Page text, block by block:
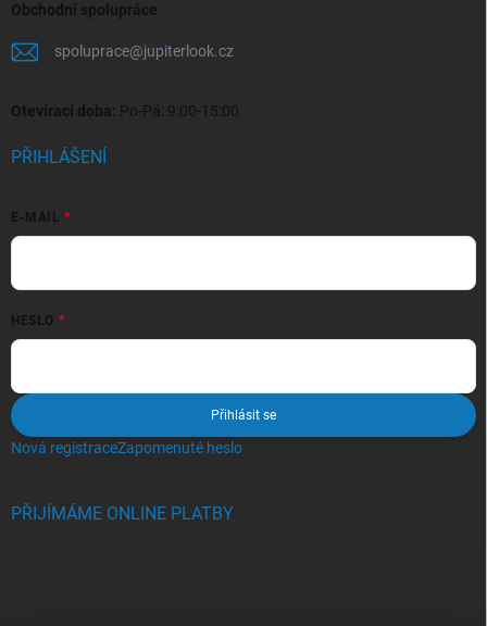
Obchodní spolupráce
spoluprace@jupiterlook.cz
Otevírací doba: Po-Pá: 9:00-15:00
PŘIHLÁŠENÍ
E-MAIL
HESLO
Přihlásit se
Nová registraceZapomenuté heslo
PŘIJÍMÁME ONLINE PLATBY